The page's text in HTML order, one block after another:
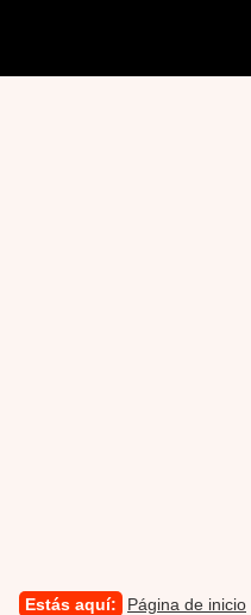
Estás aquí: Página de inicio